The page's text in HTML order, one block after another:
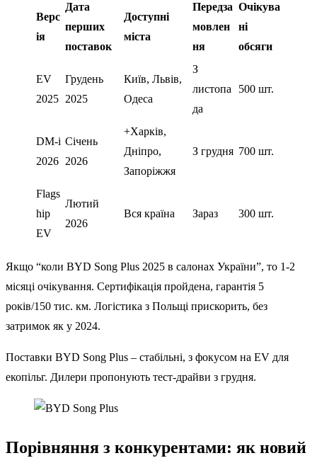
Верс
ія
Дата
перших
поставок
Доступні
міста
Передза
мовлен
ня
Очікува
ні
обсяги
EV
2025
Грудень
2025
Київ, Львів,
Одеса
З
листопа
да
500 шт.
DM-i
2026
Січень
2026
+Харків,
Дніпро,
Запоріжжя
З грудня 700 шт.
Flags
hip
EV
Лютий
2026
Вся країна Зараз 300 шт.
Якщо “коли BYD Song Plus 2025 в салонах України”, то 1-2
місяці очікування. Сертифікація пройдена, гарантія 5
років/150 тис. км. Логістика з Польщі прискорить, без
затримок як у 2024.
Поставки BYD Song Plus – стабільні, з фокусом на EV для
екопільг. Дилери пропонують тест-драйви з грудня.
Порівняння з конкурентами: як новий